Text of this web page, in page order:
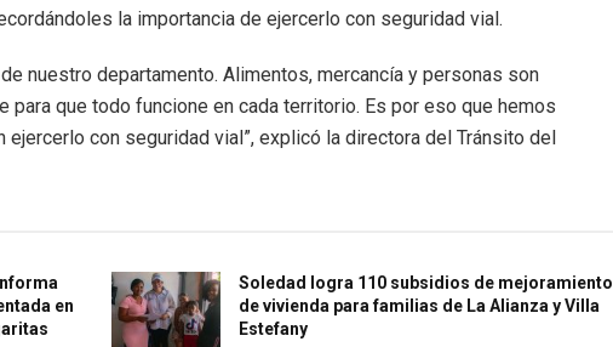
la importancia de ejercerlo con seguridad vial.
nuestro departamento. Alimentos, mercancía y personas son
que todo funcione en cada territorio. Es por eso que hemos
con seguridad vial”, explicó la directora del Tránsito del
en
Soledad logra 110 subsidios de mejoramiento
de vivienda para familias de La Alianza y Villa
Estefany